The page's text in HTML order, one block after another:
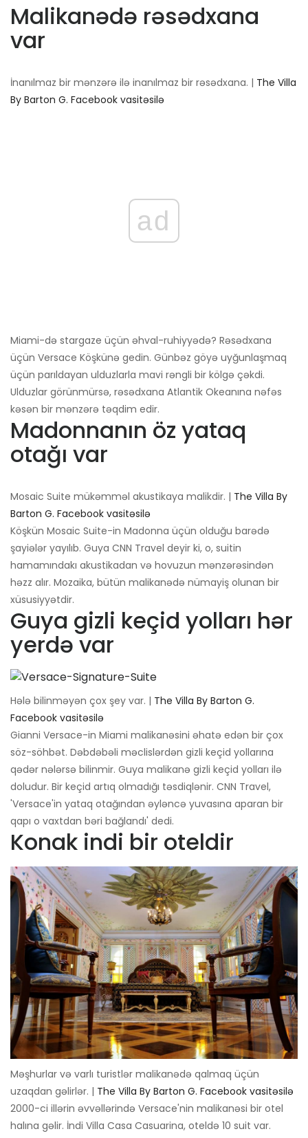
Malikanədə rəsədxana
var
İnanılmaz bir mənzərə ilə inanılmaz bir rəsədxana. | The Villa
By Barton G. Facebook vasitəsilə
ad
Miami-də stargaze üçün əhval-ruhiyyədə? Rəsədxana
üçün Versace Köşkünə gedin. Günbəz göyə uyğunlaşmaq
üçün parıldayan ulduzlarla mavi rəngli bir kölgə çəkdi.
Ulduzlar görünmürsə, rəsədxana Atlantik Okeanına nəfəs
kəsən bir mənzərə təqdim edir.
Madonnanın öz yataq
otağı var
Mosaic Suite mükəmməl akustikaya malikdir. | The Villa By
Barton G. Facebook vasitəsilə
Köşkün Mosaic Suite-in Madonna üçün olduğu barədə
şayiələr yayılıb. Guya CNN Travel deyir ki, o, suitin
hamamındakı akustikadan və hovuzun mənzərəsindən
həzz alır. Mozaika, bütün malikanədə nümayiş olunan bir
xüsusiyyətdir.
Guya gizli keçid yolları hər
yerdə var
Hələ bilinməyən çox şey var. | The Villa By Barton G.
Facebook vasitəsilə
Gianni Versace-in Miami malikanəsini əhatə edən bir çox
söz-söhbət. Dəbdəbəli məclislərdən gizli keçid yollarına
qədər nələrsə bilinmir. Guya malikanə gizli keçid yolları ilə
doludur. Bir keçid artıq olmadığı təsdiqlənir. CNN Travel,
'Versace'in yataq otağından əyləncə yuvasına aparan bir
qapı o vaxtdan bəri bağlandı' dedi.
Konak indi bir oteldir
Məşhurlar və varlı turistlər malikanədə qalmaq üçün
uzaqdan gəlirlər. | The Villa By Barton G. Facebook vasitəsilə
2000-ci illərin əvvəllərində Versace'nin malikanəsi bir otel
halına gəlir. İndi Villa Casa Casuarina, oteldə 10 suit var.